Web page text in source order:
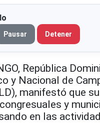
Pausar Detener
República
y Nacional de
manifestó que
y
en las